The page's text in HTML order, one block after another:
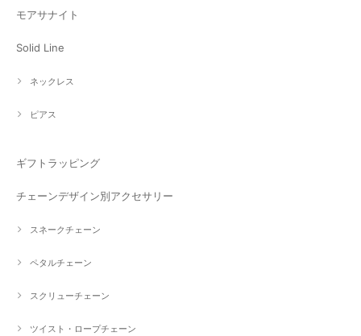
モアサナイト
Solid Line
ネックレス
ピアス
ギフトラッピング
チェーンデザイン別アクセサリー
スネークチェーン
ペタルチェーン
スクリューチェーン
ツイスト・ロープチェーン